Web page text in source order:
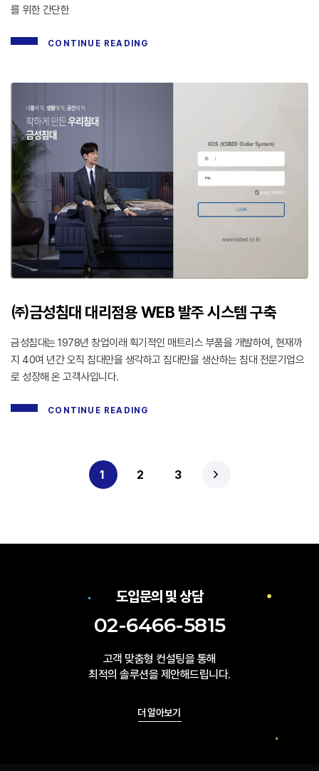
를 위한 간단한
CONTINUE READING
㈜금성침대 대리점용 WEB 발주 시스템 구축
금성침대는 1978년 창업이래 획기적인 매트리스 부품을 개발하여, 현재까
지 40여 년간 오직 침대만을 생각하고 침대만을 생산하는 침대 전문기업으
로 성장해 온 고객사입니다.
CONTINUE READING
1 2 3
도입문의 및 상담
02-6466-5815
고객 맞춤형 컨설팅을 통해
최적의 솔루션을 제안해드립니다.
더 알아보기